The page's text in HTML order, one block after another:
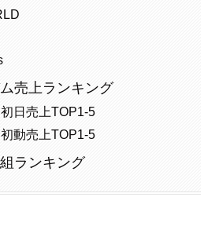
売上ランキング
日売上TOP1-5
動売上TOP1-5
ランキング